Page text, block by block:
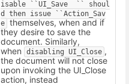
isable
``UI_Save ``
shoul
d
then issue
``Action_Sav
e themselves, when and if
they desire to save the
document. Similarly,
when
disabling UI_Close ,
the document will not close
upon invoking the UI_Close
action, instead